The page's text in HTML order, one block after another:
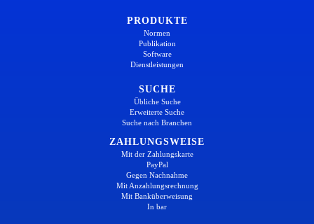
PRODUKTE
Normen
Publikation
Software
Dienstleistungen
SUCHE
Übliche Suche
Erweiterte Suche
Suche nach Branchen
ZAHLUNGSWEISE
Mit der Zahlungskarte
PayPal
Gegen Nachnahme
Mit Anzahlungsrechnung
Mit Banküberweisung
In bar